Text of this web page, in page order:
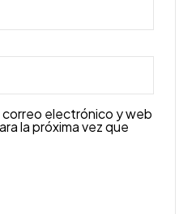
correo electrónico y web
la próxima vez que